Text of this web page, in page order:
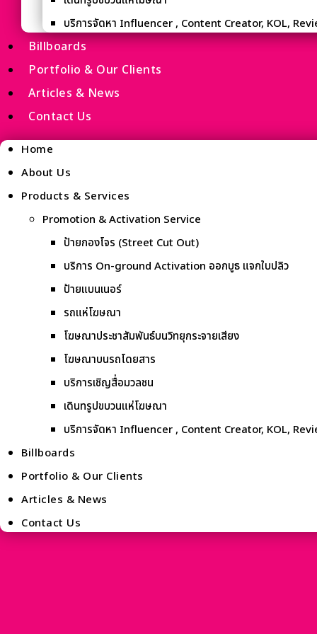
บริการจัดหา Influencer , Content Creator, KOL,
Billboards
Portfolio & Our Clients
Articles & News
Contact Us
Home
About Us
Products & Services
Promotion & Activation Service
ป้ายกองโจร (Street Cut Out)
บริการ On-ground Activation ออกบูธ แจกใบปลิว
ป้ายแบนเนอร์
รถแห่โฆษณา
โฆษณาประชาสัมพันธ์บนวิทยุกระจายเสียง
โฆษณาบนรถโดยสาร
บริการเชิญสื่อมวลชน
เดินทรูปขบวนแห่โฆษณา
บริการจัดหา Influencer , Content Creator, KOL,
Billboards
Portfolio & Our Clients
Articles & News
Contact Us